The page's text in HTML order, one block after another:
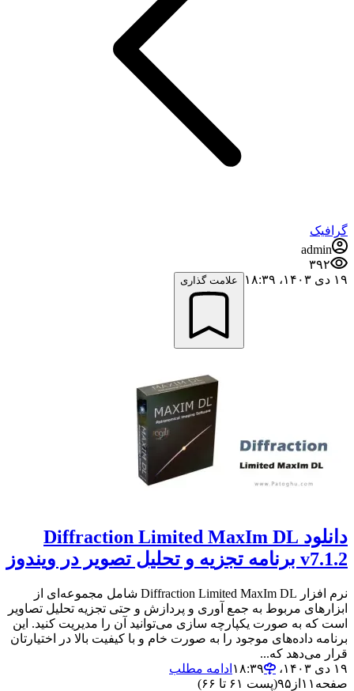
گرافیک
admin
۳۹۲
۱۹ دی ۱۴۰۳،‏ ۱۸:۳۹
علامت گذاری
دانلود Diffraction Limited MaxIm DL
v7.1.2 برنامه تجزیه و تحلیل تصویر در ویندوز
نرم افزار Diffraction Limited MaxIm DL شامل مجموعه‌ای از
ابزارهای مربوط به جمع آوری و پردازش و حتی تجزیه تحلیل تصاویر
است که به صورت یکپارچه سازی می‌توانید آن را مدیریت کنید. این
برنامه داده‌های موجود را به صورت خام و با کیفیت بالا در اختیارتان
قرار می‌دهد که...
۱۹ دی ۱۴۰۳،‏ ۱۸:۳۹
ادامه مطلب
صفحه ۱۱ از ۹۵(پست ۶۱ تا ۶۶)